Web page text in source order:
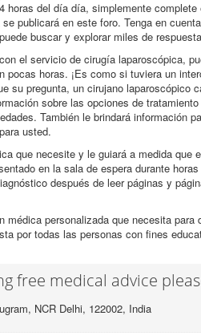
horas del día día, simplemente complete
publicará en este foro. Tenga en
buscar y explorar miles de
el servicio de cirugía laparoscópica,
horas. ¡Es como si tuviera un
su pregunta, un cirujano laparoscópico
sobre las opciones de
También le brindará información
usted.
que necesite y le guiará a medida que
en la sala de espera durante
después de leer páginas y
personalizada que necesita para
por todas las personas con fines
free medical advice
NCR Delhi, 122002, India